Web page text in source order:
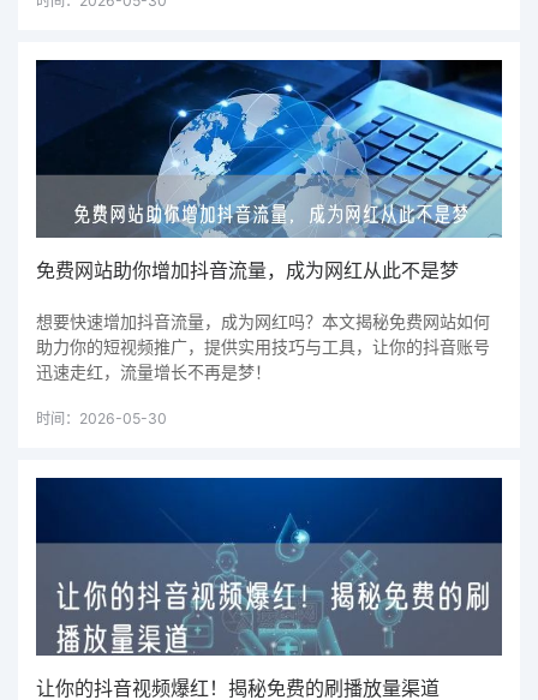
免费网站助你增加抖音流量，成为网红从此不是梦
想要快速增加抖音流量，成为网红吗？本文揭秘免费网站如何
助力你的短视频推广，提供实用技巧与工具，让你的抖音账号
迅速走红，流量增长不再是梦！
时间：2026-05-30
让你的抖音视频爆红！揭秘免费的刷播放量渠道